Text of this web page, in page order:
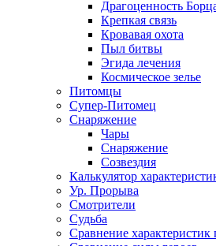
Драгоценность
Крепкая связь
Кровавая охота
Пыл битвы
Эгида лечения
Космическое зелье
Питомцы
Супер-Питомец
Снаряжение
Чары
Снаряжение
Созвездия
Калькулятор
Ур. Прорыва
Смотрители
Судьба
Сравнение характеристик